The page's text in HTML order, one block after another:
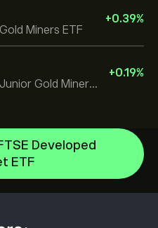
Miners ETF
+0.39%
VanEck Vectors Junior Gold Miners ETF
+0.19%
Developed
ETF
ETF
UCITS ETF